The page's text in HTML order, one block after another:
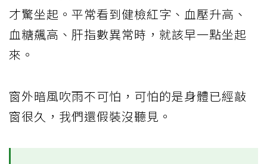
才驚坐起。平常看到健檢紅字、血壓升高、
血糖飆高、肝指數異常時，就該早一點坐起
來。
窗外暗風吹雨不可怕，可怕的是身體已經敲
窗很久，我們還假裝沒聽見。